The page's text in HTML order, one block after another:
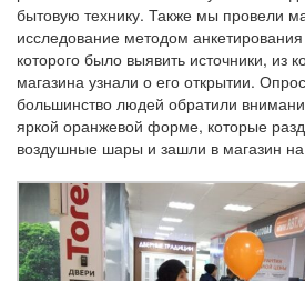
бытовую технику. Также мы провели
исследование методом
которого было выявить источники, из
магазина узнали о его открытии.
большинство людей обратили
яркой оранжевой форме, которые
воздушные шары и зашли в магазин на